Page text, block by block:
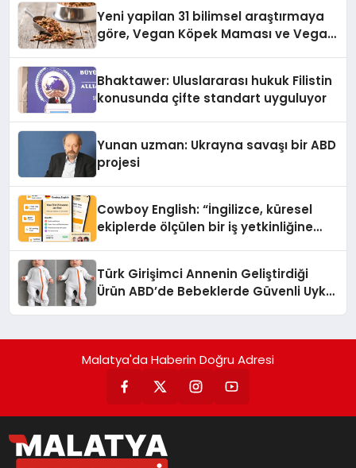
Yeni yapilan 31 bilimsel araştırmaya
göre, Vegan Köpek Maması ve Vegan
Bhaktawer: Uluslararası hukuk Filistin
konusunda çifte standart uyguluyor
Yunan uzman: Ukrayna savaşı bir ABD
projesi
Cowboy English: “İngilizce, küresel
ekiplerde ölçülen bir iş yetkinliğine
Türk Girişimci Annenin Geliştirdiği
Ürün ABD’de Bebeklerde Güvenli Uyku
Malatya'da Haberin Doğru Adresi